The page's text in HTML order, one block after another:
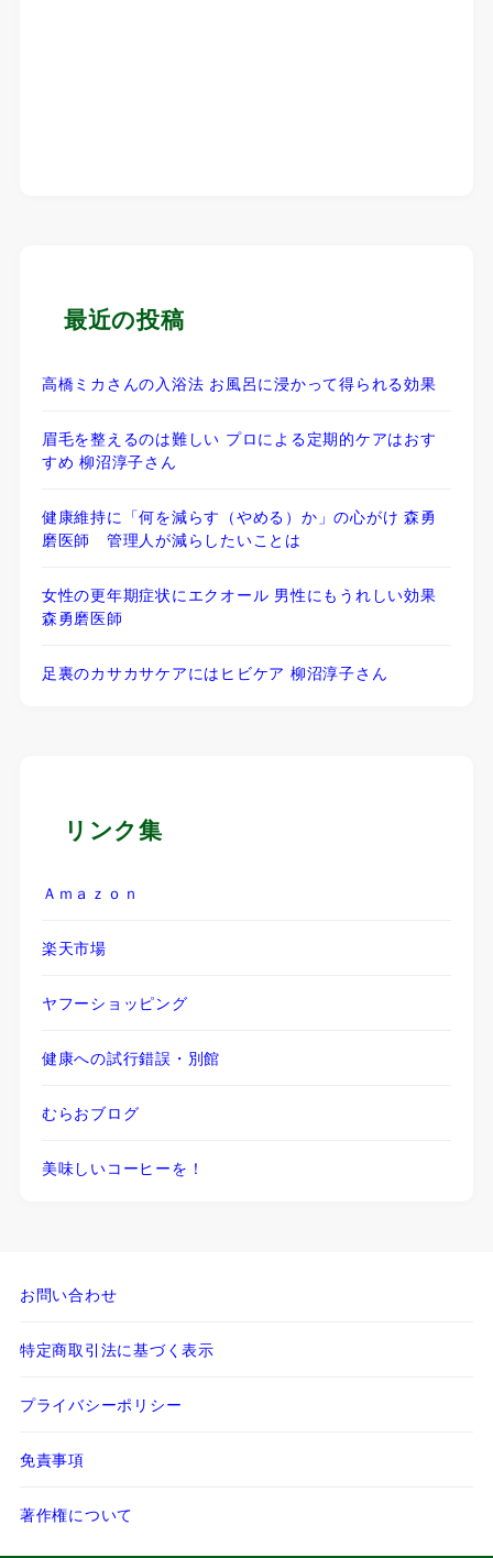
最近の投稿
高橋ミカさんの入浴法 お風呂に浸かって得られる効果
眉毛を整えるのは難しい プロによる定期的ケアはおす
すめ 柳沼淳子さん
健康維持に「何を減らす（やめる）か」の心がけ 森勇
磨医師 管理人が減らしたいことは
女性の更年期症状にエクオール 男性にもうれしい効果
森勇磨医師
足裏のカサカサケアにはヒビケア 柳沼淳子さん
リンク集
Ａｍａｚｏｎ
楽天市場
ヤフーショッピング
健康への試行錯誤・別館
むらおブログ
美味しいコーヒーを！
お問い合わせ
特定商取引法に基づく表示
プライバシーポリシー
免責事項
著作権について